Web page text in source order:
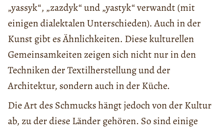
„yassyk“, „zazdyk“ und „yastyk“ verwandt (mit
einigen dialektalen Unterschieden). Auch in der
Kunst gibt es Ähnlichkeiten. Diese kulturellen
Gemeinsamkeiten zeigen sich nicht nur in den
Techniken der Textilherstellung und der
Architektur, sondern auch in der Küche.
Die Art des Schmucks hängt jedoch von der Kultur
ab, zu der diese Länder gehören. So sind einige